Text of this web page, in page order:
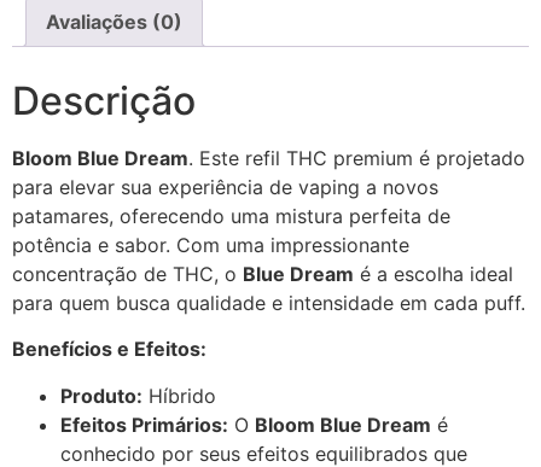
Avaliações (0)
Descrição
Bloom Blue Dream. Este refil THC premium é projetado
para elevar sua experiência de vaping a novos
patamares, oferecendo uma mistura perfeita de
potência e sabor. Com uma impressionante
concentração de THC, o Blue Dream é a escolha ideal
para quem busca qualidade e intensidade em cada puff.
Benefícios e Efeitos:
Produto: Híbrido
Efeitos Primários: O Bloom Blue Dream é
conhecido por seus efeitos equilibrados que